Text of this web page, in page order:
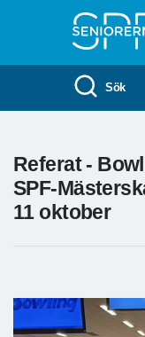
Sök
Referat -
SPF-
11 oktober